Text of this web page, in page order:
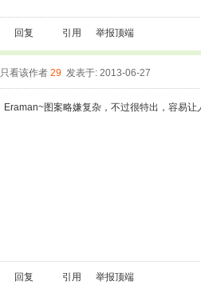
回复 引用 举报顶端
只看该作者 29 发表于: 2013-06-27
Eraman~图案略嫌复杂，不过很特出，容易让
回复 引用 举报顶端